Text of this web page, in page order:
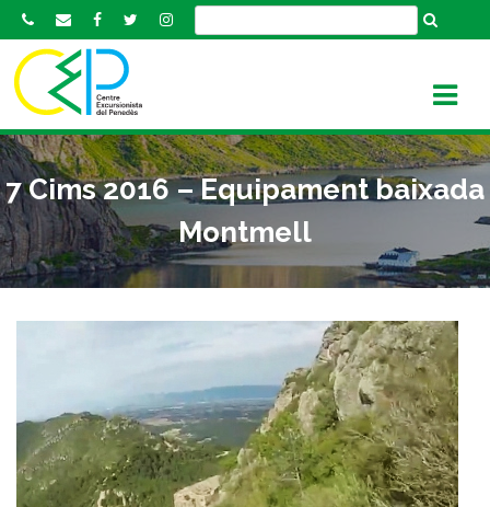
k
o
c
o
n
t
e
7 Cims 2016 – Equipament baixada
Montmell